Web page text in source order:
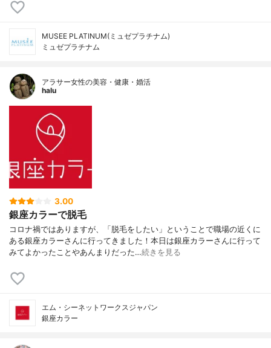
MUSEE PLATINUM(ミュゼプラチナム)
ミュゼプラチナム
アラサー女性の美容・健康・婚活
halu
3.00
銀座カラーで脱毛
コロナ禍ではありますが、「脱毛をしたい」ということで職場の近くに
ある銀座カラーさんに行ってきました！本日は銀座カラーさんに行って
みてよかったことやあんまりだった…続きを見る
エム・シーネットワークスジャパン
銀座カラー